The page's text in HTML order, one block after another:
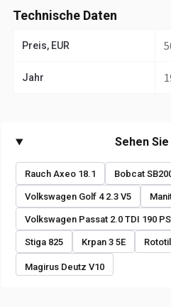
Technische Daten
Preis, EUR
Jahr
Sehen
Rauch Axeo 18.1 Bobcat
Volkswagen Golf 4 2.3 V5
Volkswagen Passat 2.0 TDI 190 PS
Stiga 825 Krpan 3 5E
Magirus Deutz V10